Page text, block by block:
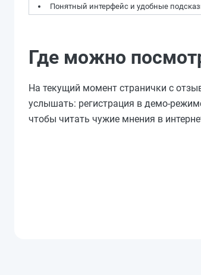
Понятный интерфейс и удобные
Где можно
На текущий момент странички с
услышать: регистрация в демо-
чтобы читать чужие мнения в